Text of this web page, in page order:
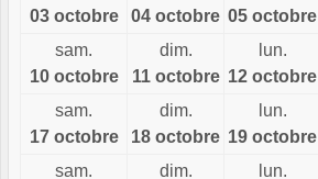
03 octobre
04 octobre 05 octobre
sam.
10 octobre
dim.
11 octobre
lun.
12 octobre
sam.
17 octobre
dim.
18 octobre
lun.
19 octobre
sam.
dim.
lun.